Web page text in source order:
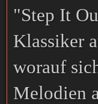
"Step It
Klassiker
worauf
Melodien